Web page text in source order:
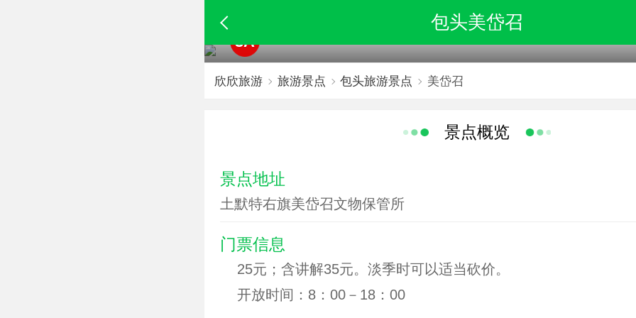
包头美岱召
3A
欣欣旅游 旅游景点 包头旅游景点 美岱召
景点概览
景点地址
土默特右旗美岱召文物保管所
门票信息
25元；含讲解35元。淡季时可以适当砍价。
开放时间：8：00－18：00